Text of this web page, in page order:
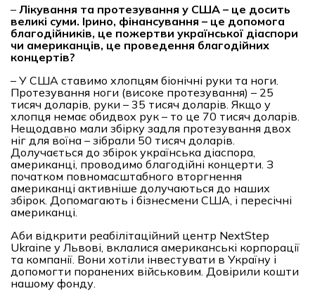
– Лікування та протезування у США – це досить
великі суми. Ірино, фінансування – це допомога
благодійників, це пожертви української діаспори
чи американців, це проведення благодійних
концертів?
– У США ставимо хлопцям біонічні руки та ноги.
Протезування ноги (високе протезування) – 25
тисяч доларів, руки – 35 тисяч доларів. Якщо у
хлопця немає обидвох рук – то це 70 тисяч доларів.
Нещодавно мали збірку задля протезування двох
ніг для воїна – зібрали 50 тисяч доларів.
Долучається до збірок українська діаспора,
американці, проводимо благодійні концерти. З
початком повномасштабного вторгнення
американці активніше долучаються до наших
збірок. Допомагають і бізнесмени США, і пересічні
американці.
Аби відкрити реабілітаційний центр NextStep
Ukraine у Львові, вклалися американські корпорації
та компанії. Вони хотіли інвестувати в Україну і
допомогти поранених військовим. Довірили кошти
нашому фонду.